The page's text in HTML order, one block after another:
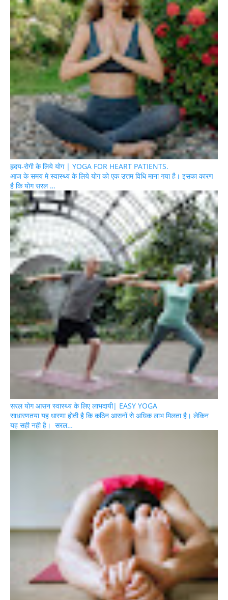
हृदय-रोगी के लिये योग | YOGA FOR HEART PATIENTS.
आज के समय मे स्वास्थ्य के लिये योग को एक उत्तम विधि माना गया है। इसका कारण
है कि योग सरल …
सरल योग आसन स्वास्थ्य के लिए लाभदायी| EASY YOGA
साधारणतया यह धारणा होती है कि कठिन आसनों से अधिक लाभ मिलता है। लेकिन
यह सही नही है। सरल…